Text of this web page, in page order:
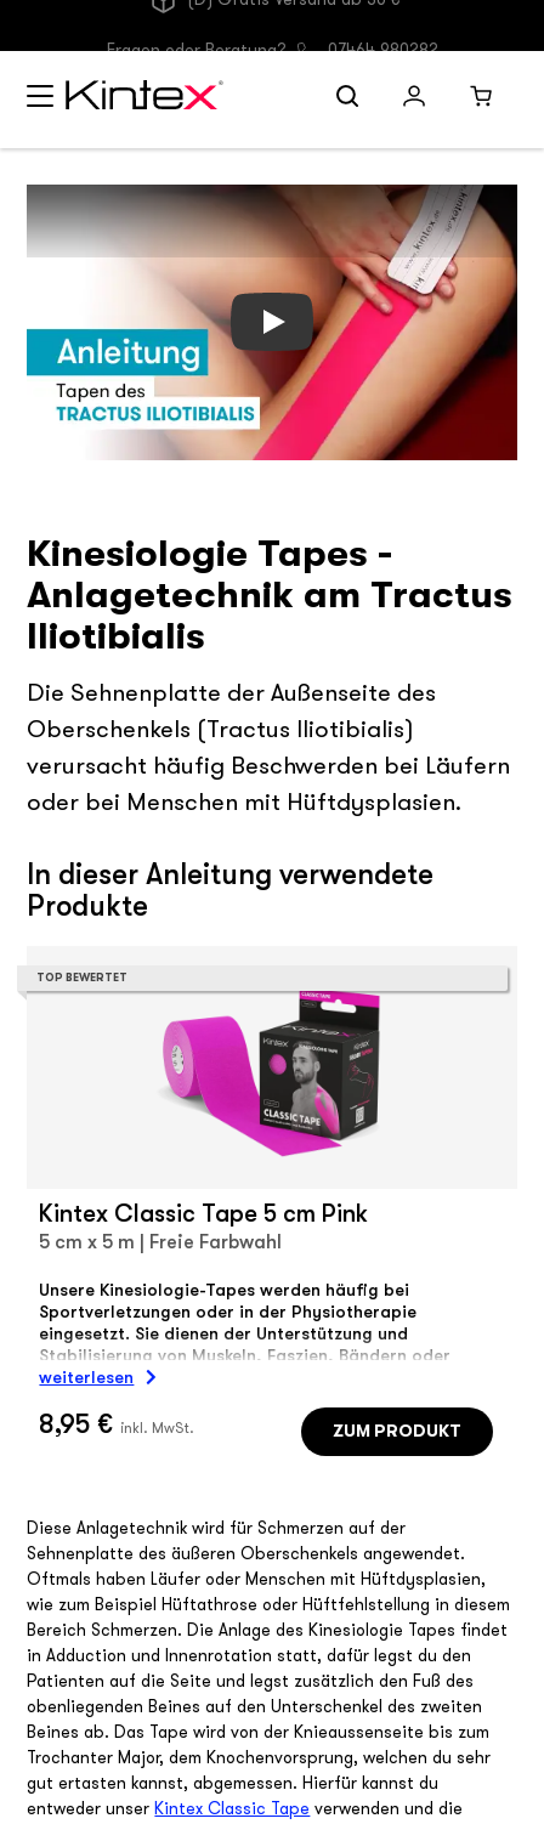
Kinesiologie Tapes -
Kinesiologie Tapes -
Anlagetechnik am Tractus
Iliotibialis
Die Sehnenplatte der Außenseite des
Oberschenkels (Tractus Iliotibialis)
verursacht häufig Beschwerden bei Läufern
oder bei Menschen mit Hüftdysplasien.
In dieser Anleitung verwendete
Produkte
Kintex Classic Tape 5 cm Pink
5 cm x 5 m | Freie Farbwahl
Unsere Kinesiologie-Tapes werden häufig bei
Sportverletzungen oder in der Physiotherapie
eingesetzt. Sie dienen der Unterstützung und
Stabilisierung von Muskeln, Faszien, Bändern oder
Gelenken.
weiterlesen
8,95 € inkl. MwSt. ZUM PRODUKT
TOP BEWERTET
Diese Anlagetechnik wird für Schmerzen auf der
Sehnenplatte des äußeren Oberschenkels angewendet.
Oftmals haben Läufer oder Menschen mit Hüftdysplasien,
wie zum Beispiel Hüftathrose oder Hüftfehlstellung in diesem
Bereich Schmerzen. Die Anlage des Kinesiologie Tapes findet
in Adduction und Innenrotation statt, dafür legst du den
Patienten auf die Seite und legst zusätzlich den Fuß des
obenliegenden Beines auf den Unterschenkel des zweiten
Beines ab. Das Tape wird von der Knieaussenseite bis zum
Trochanter Major, dem Knochenvorsprung, welchen du sehr
gut ertasten kannst, abgemessen. Hierfür kannst du
entweder unser Kintex Classic Tape verwenden und die